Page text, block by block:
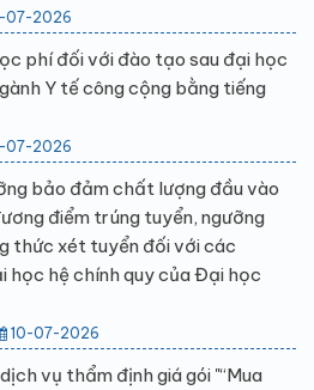
07-2026
phí đối với đào tạo sau đại học
Y tế công cộng bằng tiếng
07-2026
bảo đảm chất lượng đầu vào
điểm trúng tuyển, ngưỡng
thức xét tuyển đối với các
hệ chính quy của Đại học
10-07-2026
vụ thẩm định giá gói "“Mua